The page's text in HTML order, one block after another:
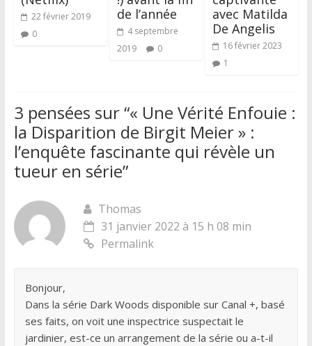
22 février 2019
0
de l’année
4 septembre
2019
0
avec Matilda
De Angelis
16 février 2023
1
3 pensées sur “« Une Vérité Enfouie :
la Disparition de Birgit Meier » :
l’enquête fascinante qui révèle un
tueur en série”
Thomas
31 janvier 2022 à 15 h 08 min
Permalink
Bonjour,
Dans la série Dark Woods disponible sur Canal +, basé
ses faits, on voit une inspectrice suspectait le
jardinier, est-ce un arrangement de la série ou a-t-il